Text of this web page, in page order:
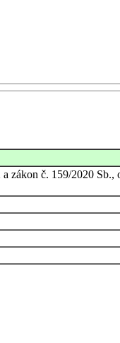
č. 159/2020